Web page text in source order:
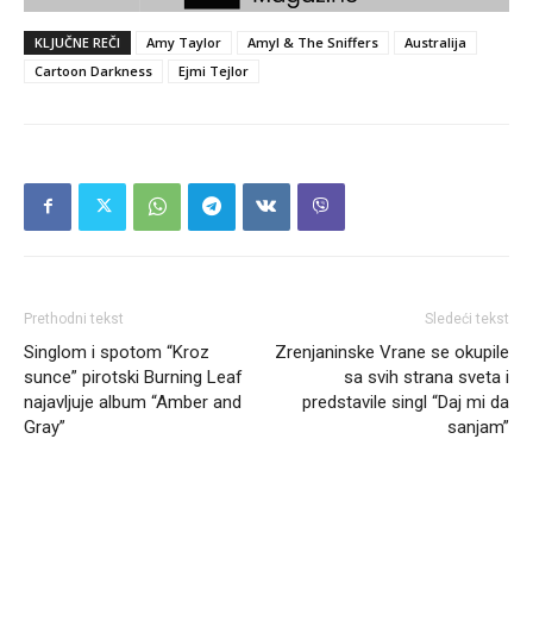
KLJUČNE REČI Amy Taylor Amyl & The Sniffers
Australija
Cartoon Darkness
Ejmi Tejlor
Prethodni tekst
Singlom i spotom “Kroz
sunce” pirotski Burning Leaf
najavljuje album “Amber and
Gray”
Sledeći tekst
Zrenjaninske Vrane se okupile
sa svih strana sveta i
predstavile singl “Daj mi da
sanjam”